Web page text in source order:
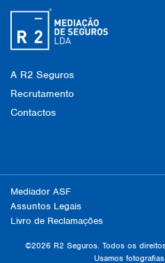
A R2 Seguros
Recrutamento
Contactos
Mediador ASF
Assuntos Legais
Livro de Reclamações
©2026 R2 Seguros. Todos os
Usamos